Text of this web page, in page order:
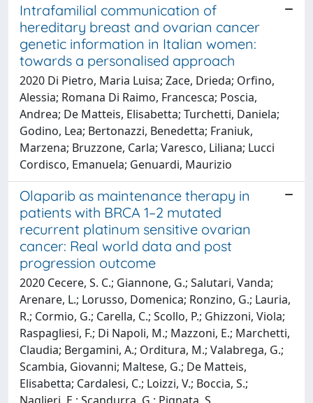
Intrafamilial communication of
hereditary breast and ovarian cancer
genetic information in Italian women:
towards a personalised approach
2020 Di Pietro, Maria Luisa; Zace, Drieda; Orfino,
Alessia; Romana Di Raimo, Francesca; Poscia,
Andrea; De Matteis, Elisabetta; Turchetti, Daniela;
Godino, Lea; Bertonazzi, Benedetta; Franiuk,
Marzena; Bruzzone, Carla; Varesco, Liliana; Lucci
Cordisco, Emanuela; Genuardi, Maurizio
Olaparib as maintenance therapy in
patients with BRCA 1–2 mutated
recurrent platinum sensitive ovarian
cancer: Real world data and post
progression outcome
2020 Cecere, S. C.; Giannone, G.; Salutari, Vanda;
Arenare, L.; Lorusso, Domenica; Ronzino, G.; Lauria,
R.; Cormio, G.; Carella, C.; Scollo, P.; Ghizzoni, Viola;
Raspagliesi, F.; Di Napoli, M.; Mazzoni, E.; Marchetti,
Claudia; Bergamini, A.; Orditura, M.; Valabrega, G.;
Scambia, Giovanni; Maltese, G.; De Matteis,
Elisabetta; Cardalesi, C.; Loizzi, V.; Boccia, S.;